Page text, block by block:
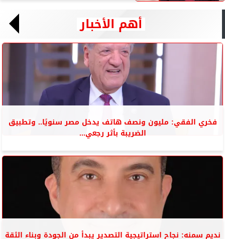
أهم الأخبار
فخري الفقي: مليون ونصف هاتف يدخل مصر سنويًا.. وتطبيق
الضريبة بأثر رجعي...
نديم سمنه: نجاح استراتيجية التصدير يبدأ من الجودة وبناء الثقة